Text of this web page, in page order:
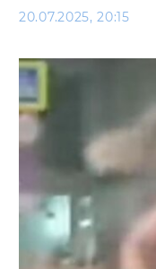
20.07.2025, 20:15